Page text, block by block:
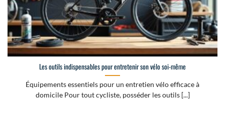
Les outils indispensables pour entretenir son vélo soi-même
Équipements essentiels pour un entretien vélo efficace à
domicile Pour tout cycliste, posséder les outils [...]